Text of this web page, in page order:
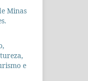
Minas
e